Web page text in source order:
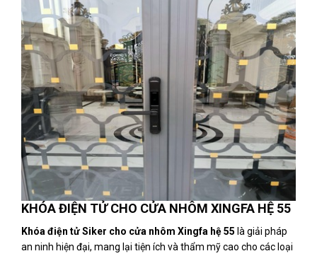
KHÓA ĐIỆN TỬ CHO CỬA NHÔM XINGFA HỆ 55
Khóa điện tử Siker cho cửa nhôm Xingfa hệ 55 là giải pháp
an ninh hiện đại, mang lại tiện ích và thẩm mỹ cao cho các loại